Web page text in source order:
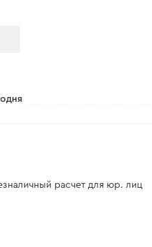
расчет для юр. лиц